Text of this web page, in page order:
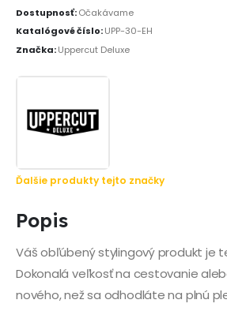
Dostupnosť:Očakávame
Katalógové číslo:UPP-30-EH
Značka:Uppercut Deluxe
Ďalšie produkty tejto značky
Popis
Váš obľúbený stylingový produkt je
Dokonalá veľkosť na cestovanie
nového, než sa odhodláte na plnú